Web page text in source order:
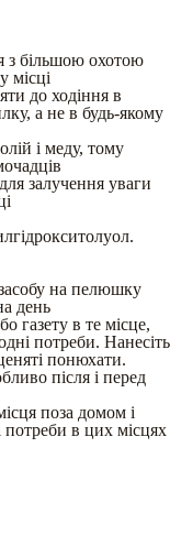
з більшою охотою
місці
до ходіння в
а не в будь-якому
і меду, тому
залучення уваги
на пелюшку
день
газету в те місце,
потреби. Нанесіть
понюхати.
після і перед
поза домом і
потреби в цих місцях